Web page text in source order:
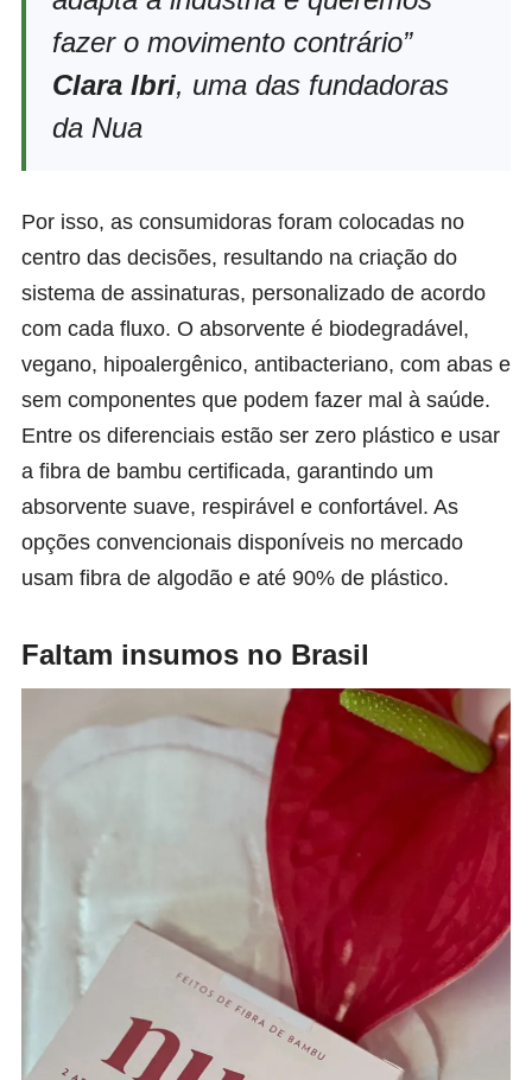
fazer o movimento contrário”
Clara Ibri, uma das fundadoras
da Nua
Por isso, as consumidoras foram colocadas no
centro das decisões, resultando na criação do
sistema de assinaturas, personalizado de acordo
com cada fluxo. O absorvente é biodegradável,
vegano, hipoalergênico, antibacteriano, com abas e
sem componentes que podem fazer mal à saúde.
Entre os diferenciais estão ser zero plástico e usar
a fibra de bambu certificada, garantindo um
absorvente suave, respirável e confortável. As
opções convencionais disponíveis no mercado
usam fibra de algodão e até 90% de plástico.
Faltam insumos no Brasil